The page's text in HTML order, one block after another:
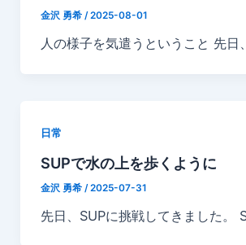
金沢 勇希 /2025-08-01
人の様子を気遣うということ 先日
日常
SUPで水の上を歩くように
金沢 勇希 /2025-07-31
先日、SUPに挑戦してきました。